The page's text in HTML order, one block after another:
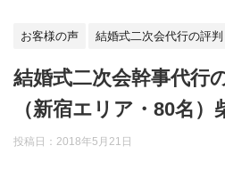
お客様の声 結婚式二次会代行の評判
結婚式二次会幹事代行
（新宿エリア・80名）
投稿日： 2018年5月21日